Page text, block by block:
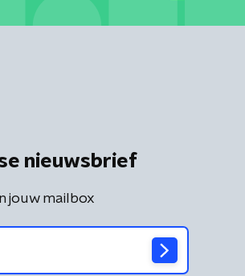
nieuwsbrief
jouw mailbox